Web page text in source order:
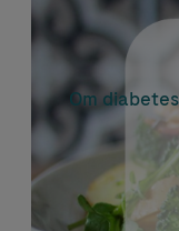
Om diabetes